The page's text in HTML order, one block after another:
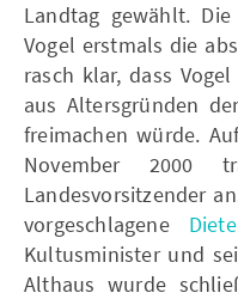
Landtag gewählt.
Vogel erstmals die
rasch klar, dass
aus Altersgründen
freimachen würde.
November
Landesvorsitzender
vorgeschlagene
Kultusminister und
Althaus wurde